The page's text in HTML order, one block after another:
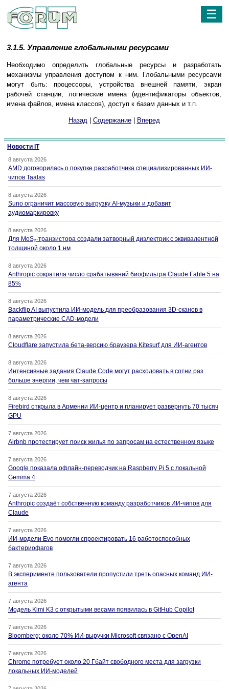
☰
3.1.5. Управление глобальными ресурсами
Необходимо определить глобальные ресурсы и разработать
механизмы управления доступом к ним. Глобальными ресурсами
могут быть: процессоры, устройства внешней памяти, экран
рабочей станции, логические имена (идентификаторы объектов,
имена файлов, имена классов), доступ к базам данных и т.п.
Назад| Содержание| Вперед
Новости IT
8 августа 2026
AMD договорилась о покупке разработчика специализированных ИИ-
чипов Taalas
8 августа 2026
Suno ограничит массовую выгрузку AI-музыки и добавит
аудиомаркировку
8 августа 2026
Для MoS₂-транзистора создали затворный диэлектрик с эквивалентной
толщиной около 1 нм
8 августа 2026
Anthropic сократила число срабатываний биофильтра Claude Fable 5 на
85%
8 августа 2026
Backflip AI выпустила ИИ-модель для преобразования 3D-сканов в
параметрические CAD-модели
8 августа 2026
Cloudflare запустила бета-версию браузера Kitesurf для ИИ-агентов
8 августа 2026
Интенсивные задания Claude Code могут расходовать в сотни раз
больше энергии, чем чат-запросы
8 августа 2026
Firebird открыла в Армении ИИ-центр и планирует развернуть 70 тысяч
GPU
7 августа 2026
Airbnb протестирует поиск жилья по запросам на естественном языке
7 августа 2026
Google показала офлайн-переводчик на Raspberry Pi 5 с локальной
Gemma 4
7 августа 2026
Anthropic создаёт собственную команду разработчиков ИИ-чипов для
Claude
7 августа 2026
ИИ-модели Evo помогли спроектировать 16 работоспособных
бактериофагов
7 августа 2026
В эксперименте пользователи пропустили треть опасных команд ИИ-
агента
7 августа 2026
Модель Kimi K3 с открытыми весами появилась в GitHub Copilot
7 августа 2026
Bloomberg: около 70% ИИ-выручки Microsoft связано с OpenAI
7 августа 2026
Chrome потребует около 20 Гбайт свободного места для загрузки
локальных ИИ-моделей